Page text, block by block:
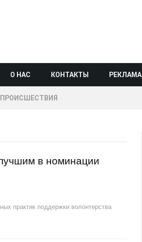
О НАС КОНТАКТЫ РЕКЛАМА
ПРОИСШЕСТВИЯ
в номинации
практик поддержки волонтерства